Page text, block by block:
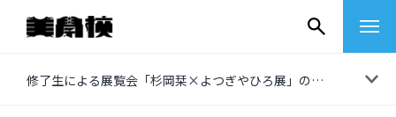
修了生による展覧会「杉岡栞×よつぎやひろ展」のお知らせ